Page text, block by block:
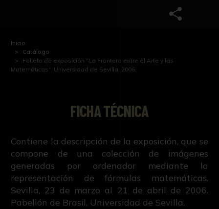
Inicio
Catálogo
Folleto de exposición "La Frontera entre el Arte y las
Matemáticas". Universidad de Sevilla, 2006.
FICHA TÉCNICA
Contiene la descripción de la exposición, que se
compone de una colección de imágenes
generadas por ordenador mediante la
representación de fórmulas matemáticas.
Sevilla, 23 de marzo al 21 de abril de 2006.
Pabellón de Brasil, Universidad de Sevilla.